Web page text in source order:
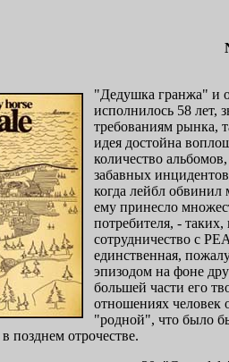
"Дедушка гранжа" и
исполнилось 58 лет,
требованиям рынка,
идея достойна
количество
забавных
когда лейбл
ему принесло
потребителя, -
сотрудничество с
единственная,
эпизодом на фоне
большей части его
отношениях человек
"родной", что было
позднем отрочестве.